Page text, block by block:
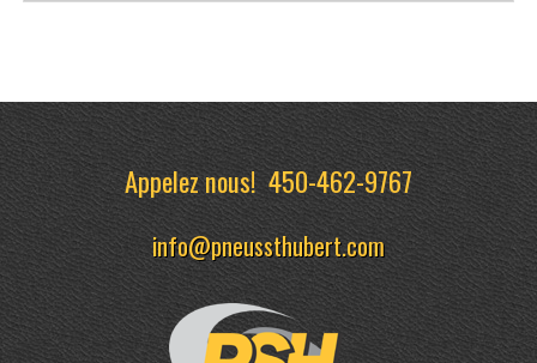
Appelez nous!450-462-9767
info@pneussthubert.com